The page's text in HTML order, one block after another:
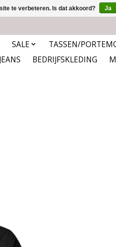
SALE TASSEN/
BEDRIJFSKLEDING
te verbeteren. Is dat akkoord? Ja